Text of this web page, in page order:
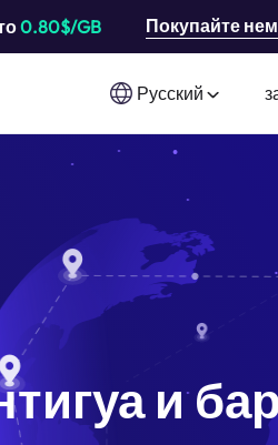
0.80$/GB Покупайте
Русский
и